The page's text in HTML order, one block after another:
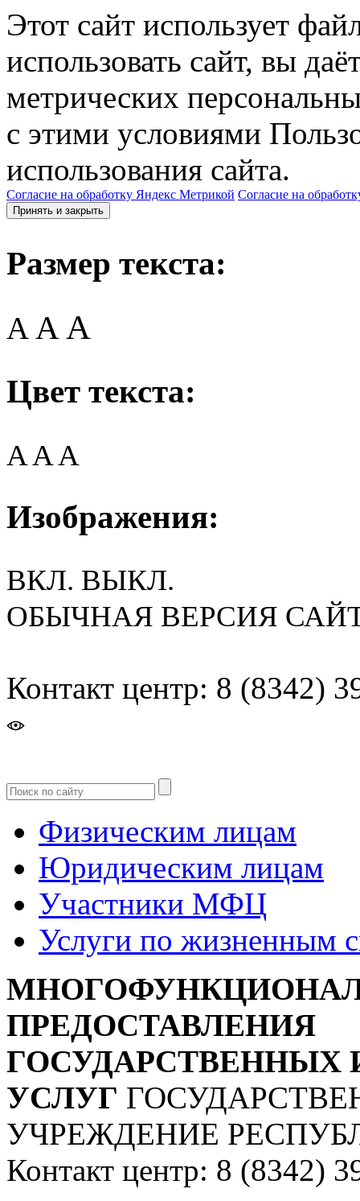
Этот сайт использует
использовать сайт, вы
метрических
с этими условиями
использования сайта.
Согласие на обработку Яндекс Метрикой Согласие на
Принять и закрыть
Размер текста:
A AA
Цвет текста:
AAA
Изображения:
ВКЛ. ВЫКЛ.
ОБЫЧНАЯ ВЕРСИЯ
Контакт центр: 8 (8342)
Физическим лицам
Юридическим лицам
Участники МФЦ
Услуги по жизненным
ПРЕДОСТАВЛЕНИЯ
УСЛУГ
УЧРЕЖДЕНИЕ
Контакт центр: 8 (8342)